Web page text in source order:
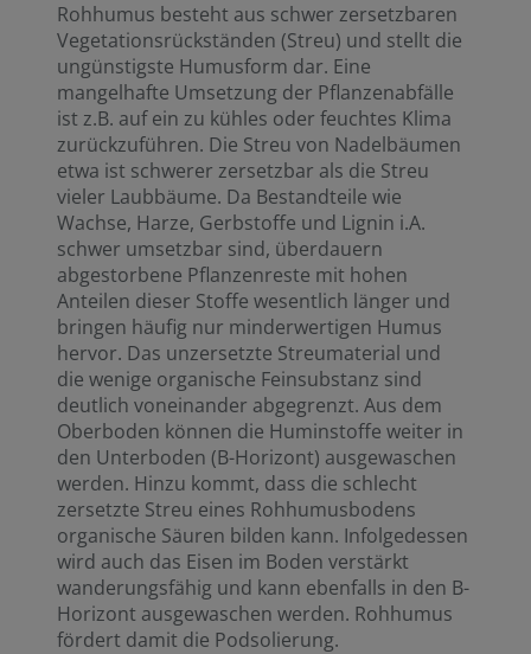
Rohhumus besteht aus schwer zersetzbaren
Vegetationsrückständen (Streu) und stellt die
ungünstigste Humusform dar. Eine
mangelhafte Umsetzung der Pflanzenabfälle
ist z.B. auf ein zu kühles oder feuchtes Klima
zurückzuführen. Die Streu von Nadelbäumen
etwa ist schwerer zersetzbar als die Streu
vieler Laubbäume. Da Bestandteile wie
Wachse, Harze, Gerbstoffe und Lignin i.A.
schwer umsetzbar sind, überdauern
abgestorbene Pflanzenreste mit hohen
Anteilen dieser Stoffe wesentlich länger und
bringen häufig nur minderwertigen Humus
hervor. Das unzersetzte Streumaterial und
die wenige organische Feinsubstanz sind
deutlich voneinander abgegrenzt. Aus dem
Oberboden können die Huminstoffe weiter in
den Unterboden (B-Horizont) ausgewaschen
werden. Hinzu kommt, dass die schlecht
zersetzte Streu eines Rohhumusbodens
organische Säuren bilden kann. Infolgedessen
wird auch das Eisen im Boden verstärkt
wanderungsfähig und kann ebenfalls in den B-
Horizont ausgewaschen werden. Rohhumus
fördert damit die Podsolierung.